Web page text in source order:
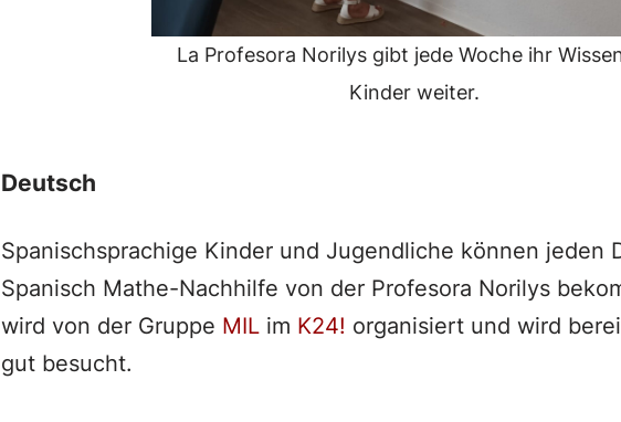
La Profesora Norilys gibt jede Woche ihr
Kinder weiter.
Deutsch
Spanischsprachige Kinder und Jugendliche können jeden
Spanisch Mathe-Nachhilfe von der Profesora Norilys
wird von der Gruppe MILim K24! organisiert und wird
gut besucht.